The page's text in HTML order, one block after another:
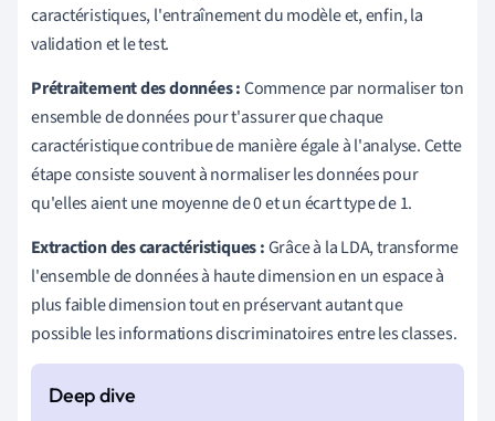
caractéristiques, l'entraînement du modèle et, enfin, la
validation et le test.
Prétraitement des données :Commence par normaliser ton
ensemble de données pour t'assurer que chaque
caractéristique contribue de manière égale à l'analyse. Cette
étape consiste souvent à normaliser les données pour
qu'elles aient une moyenne de 0 et un écart type de 1.
Extraction des caractéristiques :Grâce à la LDA, transforme
l'ensemble de données à haute dimension en un espace à
plus faible dimension tout en préservant autant que
possible les informations discriminatoires entre les classes.